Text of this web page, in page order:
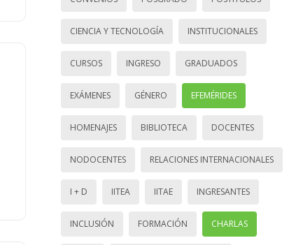
CIENCIA Y TECNOLOGÍA INSTITUCIONALES
CURSOS INGRESO GRADUADOS
EXÁMENES GÉNERO EFEMÉRIDES
HOMENAJES BIBLIOTECA DOCENTES
NODOCENTES RELACIONES INTERNACIONALES
I + D IITEA IITAE INGRESANTES
INCLUSIÓN FORMACIÓN CHARLAS